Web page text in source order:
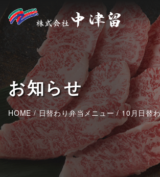
お知らせ
HOME/日替わり弁当メニュー/10月日替